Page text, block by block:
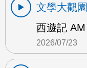
文學大觀園
西遊記 AM
2026/07/23